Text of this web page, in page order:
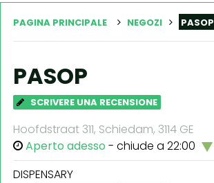
PAGINA PRINCIPALE NEGOZI PASOP
PASOP
SCRIVERE UNA RECENSIONE
Hoofdstraat 311, Schiedam, 3114 GE
Aperto adesso - chiude a 22:00
DISPENSARY